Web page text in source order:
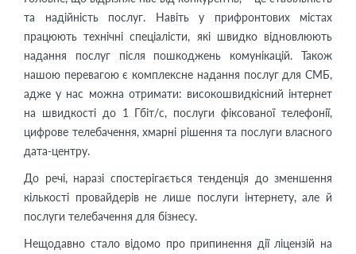
та надійність послуг. Навіть у прифронтових містах
працюють технічні спеціалісти, які швидко відновлюють
надання послуг після пошкоджень комунікацій. Також
нашою перевагою є комплексне надання послуг для СМБ,
адже у нас можна отримати: високошвидкісний інтернет
на швидкості до 1 Гбіт/с, послуги фіксованої телефонії,
цифрове телебачення, хмарні рішення та послуги власного
дата-центру.
До речі, наразі спостерігається тенденція до зменшення
кількості провайдерів не лише послуги інтернету, але й
послуги телебачення для бізнесу.
Нещодавно стало відомо про припинення дії ліцензій на